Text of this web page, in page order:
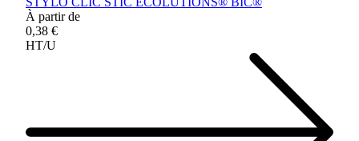
À partir de
0,38 €
HT/U